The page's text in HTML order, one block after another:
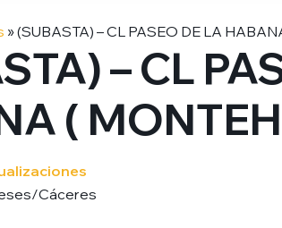
»(SUBASTA) – CL PASEO DE LA
– CL
(
/Cáceres